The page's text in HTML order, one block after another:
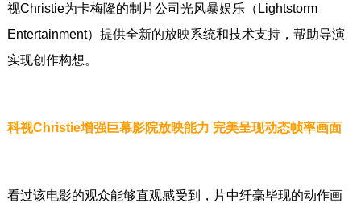
视Christie为卡梅隆的制片公司光风暴娱乐（Lightstorm
Entertainment）提供全新的放映系统和技术支持，帮助导演
实现创作构想。
科视Christie增强巨幕影院放映能力 完美呈现动态帧率画面
看过该电影的观众能够直观感受到，片中纤毫毕现的动作画